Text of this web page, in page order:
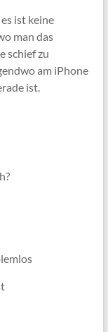
ist keine
man das
schief zu
am iPhone
ist.